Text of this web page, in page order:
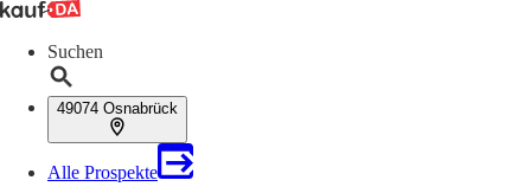
Suchen
49074 Osnabrück
Alle Prospekte